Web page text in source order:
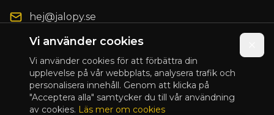
Vi använder cookies
Vi använder cookies för att förbättra din
upplevelse på vår webbplats, analysera trafik och
personalisera innehåll. Genom att klicka på
"Acceptera alla" samtycker du till vår användning
av cookies. Läs mer om cookies
hej@jalopy.se
Förbättringsförslag
© 2025 Jalopy. Alla rättigheter förbehållna.